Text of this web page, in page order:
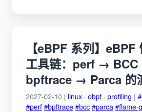
【eBPF 系列】eBPF
工具链：perf →
bpftrace → Parca 的
2027-02-10 | linux · ebpf · profiling |
#perf#bpftrace#bcc#parca#flame-